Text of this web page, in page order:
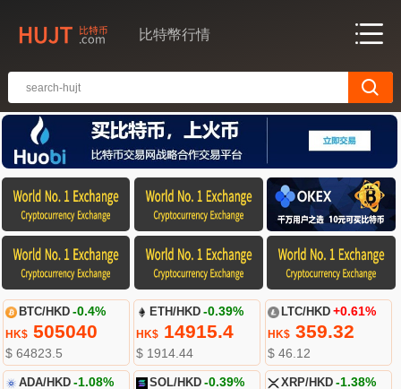
比特幣行情
BTC/HKD -0.4%
HK$505040
$ 64823.5
ETH/HKD -0.39%
HK$ 14915.4
$ 1914.44
LTC/HKD +0.61%
HK$359.32
$ 46.12
ADA/HKD -1.08% SOL/HKD -0.39% XRP/HKD -1.38%